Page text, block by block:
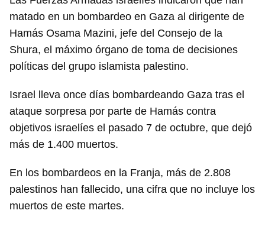
matado en un bombardeo en Gaza al dirigente de
Hamás Osama Mazini, jefe del Consejo de la
Shura, el máximo órgano de toma de decisiones
políticas del grupo islamista palestino.
Israel lleva once días bombardeando Gaza tras el
ataque sorpresa por parte de Hamás contra
objetivos israelíes el pasado 7 de octubre, que dejó
más de 1.400 muertos.
En los bombardeos en la Franja, más de 2.808
palestinos han fallecido, una cifra que no incluye los
muertos de este martes.